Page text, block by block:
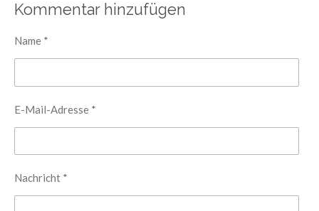
Kommentar hinzufügen
Name *
E-Mail-Adresse *
Nachricht *